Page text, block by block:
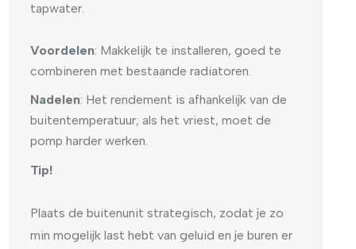
tapwater.
Voordelen: Makkelijk te installeren, goed te
combineren met bestaande radiatoren.
Nadelen: Het rendement is afhankelijk van de
buitentemperatuur; als het vriest, moet de
pomp harder werken.
Tip!
Plaats de buitenunit strategisch, zodat je zo
min mogelijk last hebt van geluid en je buren er